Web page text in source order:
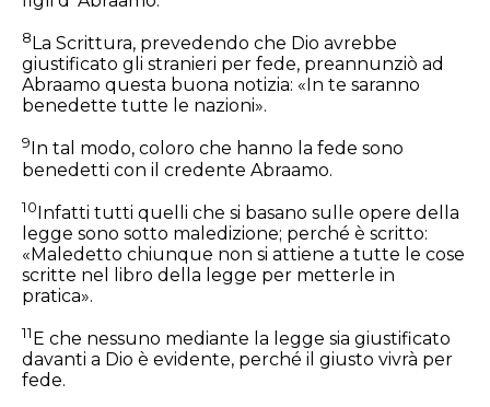
8 La Scrittura, prevedendo che Dio avrebbe
giustificato gli stranieri per fede, preannunziò ad
Abraamo questa buona notizia: «In te saranno
benedette tutte le nazioni».
9 In tal modo, coloro che hanno la fede sono
benedetti con il credente Abraamo.
10Infatti tutti quelli che si basano sulle opere della
legge sono sotto maledizione; perché è scritto:
«Maledetto chiunque non si attiene a tutte le cose
scritte nel libro della legge per metterle in
pratica».
11 E che nessuno mediante la legge sia giustificato
davanti a Dio è evidente, perché il giusto vivrà per
fede.